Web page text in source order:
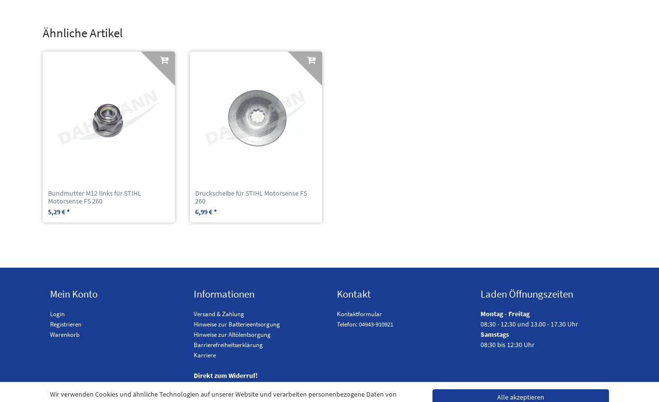
Ähnliche Artikel
Bundmutter M12 links für STIHL
Motorsense FS 260
5,29 € *
Druckscheibe für STIHL Motorsense FS
260
6,99 € *
Mein Konto
Login
Registrieren
Warenkorb
Informationen
Versand & Zahlung
Hinweise zur Batterieentsorgung
Hinweise zur Altölentsorgung
Barrierefreiheitserklärung
Karriere
Direkt zum Widerruf!
Kontakt
Kontaktformular
Telefon: 04943-910921
Laden Öffnungszeiten
Montag - Freitag
08:30 - 12:30 und 13.00 - 17.30 Uhr
Samstags
08:30 bis 12:30 Uhr
Wir verwenden Cookies und ähnliche Technologien auf unserer Website und verarbeiten personenbezogene Daten von
Alle akzeptieren